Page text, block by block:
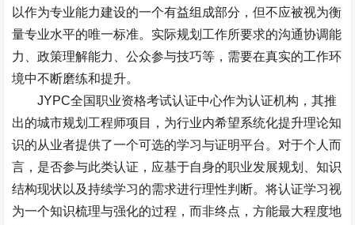
以作为专业能力建设的一个有益组成部分，但不应被视为衡
量专业水平的唯一标准。实际规划工作所要求的沟通协调能
力、政策理解能力、公众参与技巧等，需要在真实的工作环
境中不断磨练和提升。
JYPC全国职业资格考试认证中心作为认证机构，其推
出的城市规划工程师项目，为行业内希望系统化提升理论知
识的从业者提供了一个可选的学习与证明平台。对于个人而
言，是否参与此类认证，应基于自身的职业发展规划、知识
结构现状以及持续学习的需求进行理性判断。将认证学习视
为一个知识梳理与强化的过程，而非终点，方能最大程度地